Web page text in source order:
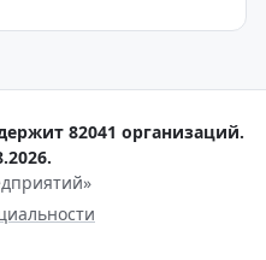
82041 организаций.